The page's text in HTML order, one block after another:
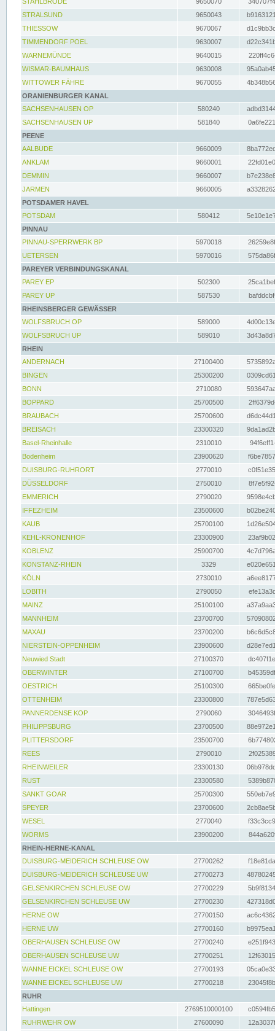
STRALSUND
9650043
THIESSOW
9670067
TIMMENDORF POEL
9630007
WARNEMÜNDE
9640015
WISMAR-BAUMHAUS
9630008
WITTOWER FÄHRE
9670055
ORANIENBURGER KANAL
SACHSENHAUSEN OP
580240
SACHSENHAUSEN UP
581840
PEENE
AALBUDE
9660009
ANKLAM
9660001
DEMMIN
9660007
JARMEN
9660005
POTSDAMER HAVEL
POTSDAM
580412
PINNAU
PINNAU-SPERRWERK BP
5970018
UETERSEN
5970016
PAREYER VERBINDUNGSKANAL
PAREY EP
502300
PAREY UP
587530
RHEINSBERGER GEWÄSSER
WOLFSBRUCH OP
589000
WOLFSBRUCH UP
589010
RHEIN
ANDERNACH
27100400
BINGEN
25300200
BONN
2710080
BOPPARD
25700500
BRAUBACH
25700600
BREISACH
23300320
Basel-Rheinhalle
2310010
Bodenheim
23900620
DUISBURG-RUHRORT
2770010
DÜSSELDORF
2750010
EMMERICH
2790020
IFFEZHEIM
23500600
KAUB
25700100
KEHL-KRONENHOF
23300900
KOBLENZ
25900700
KONSTANZ-RHEIN
3329
KÖLN
2730010
LOBITH
2790050
MAINZ
25100100
MANNHEIM
23700700
MAXAU
23700200
NIERSTEIN-OPPENHEIM
23900600
Neuwied Stadt
27100370
OBERWINTER
27100700
OESTRICH
25100300
OTTENHEIM
23300800
PANNERDENSE KOP
2790060
PHILIPPSBURG
23700500
PLITTERSDORF
23500700
REES
2790010
RHEINWEILER
23300130
RUST
23300580
SANKT GOAR
25700300
SPEYER
23700600
WESEL
2770040
WORMS
23900200
RHEIN-HERNE-KANAL
DUISBURG-MEIDERICH SCHLEUSE OW
27700262
DUISBURG-MEIDERICH SCHLEUSE UW
27700273
GELSENKIRCHEN SCHLEUSE OW
27700229
GELSENKIRCHEN SCHLEUSE UW
27700230
HERNE OW
27700150
HERNE UW
27700160
OBERHAUSEN SCHLEUSE OW
27700240
OBERHAUSEN SCHLEUSE UW
27700251
WANNE EICKEL SCHLEUSE OW
27700193
WANNE EICKEL SCHLEUSE UW
27700218
RUHR
Hattingen
2769510000100
RUHRWEHR OW
27600090